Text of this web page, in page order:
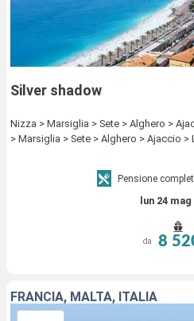
Silver shadow
Nizza > Marsiglia > Sete > Alghero >
> Marsiglia > Sete > Alghero > Ajaccio
Pensione
lun 24
da 8
FRANCIA, MALTA, ITALIA